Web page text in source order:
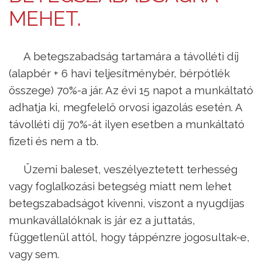
MEHET.
A betegszabadság tartamára a távolléti díj
(alapbér + 6 havi teljesítménybér, bérpótlék
összege) 70%-a jár. Az évi 15 napot a munkáltató
adhatja ki, megfelelő orvosi igazolás esetén. A
távolléti díj 70%-át ilyen esetben a munkáltató
fizeti és nem a tb.
Üzemi baleset, veszélyeztetett terhesség
vagy foglalkozási betegség miatt nem lehet
betegszabadságot kivenni, viszont a nyugdíjas
munkavállalóknak is jár ez a juttatás,
függetlenül attól, hogy táppénzre jogosultak-e,
vagy sem.